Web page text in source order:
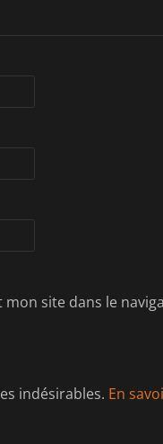
site dans le
indésirables. En